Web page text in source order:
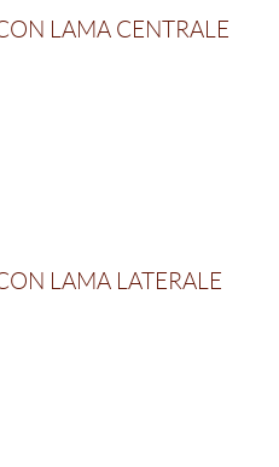
LAMA CENTRALE
LAMA LATERALE